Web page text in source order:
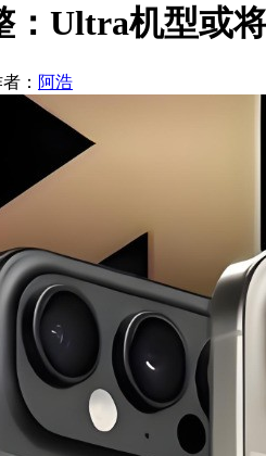
：Ultra机型或
： 阿浩